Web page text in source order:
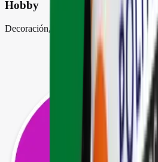
Hobby
Decoración, textil y tela